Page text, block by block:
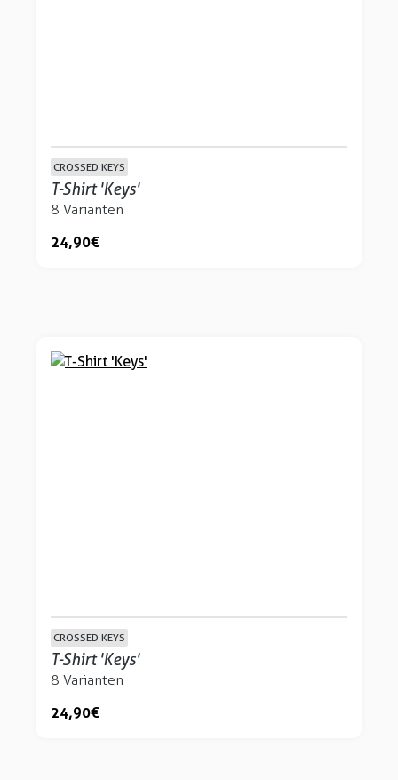
CROSSED KEYS
T-Shirt 'Keys'
8 Varianten
24,90 €
CROSSED KEYS
T-Shirt 'Keys'
8 Varianten
24,90 €